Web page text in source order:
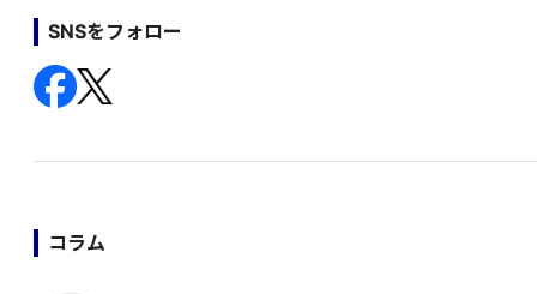
SNSをフォロー
コラム